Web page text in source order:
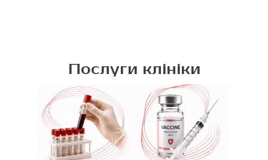
Послуги клініки